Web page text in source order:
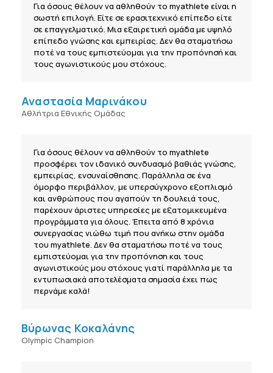
Για όσους θέλουν να αθληθούν το myathlete είναι η
σωστή επιλογή. Είτε σε ερασιτεχνικό επίπεδο είτε
σε επαγγελματικό. Μια εξαιρετική ομάδα με υψηλό
επίπεδο γνώσης και εμπειρίας. Δεν θα σταματήσω
ποτέ να τους εμπιστεύομαι για την προπόνησή και
τους αγωνιστικούς μου στόχους.
Αναστασία Μαρινάκου
Αθλήτρια Εθνικής Ομάδας
Για όσους θέλουν να αθληθούν το myathlete
προσφέρει τον ιδανικό συνδυασμό βαθιάς γνώσης,
εμπειρίας, ενσυναίσθησης. Παράλληλα σε ένα
όμορφο περιβάλλον, με υπερσύγχρονο εξοπλισμό
και ανθρώπους που αγαπούν τη δουλειά τους,
παρέχουν άριστες υπηρεσίες με εξατομικευμένα
προγράμματα για όλους. Έπειτα από 8 χρόνια
συνεργασίας νιώθω τιμή που ανήκω στην ομάδα
του myathlete. Δεν θα σταματήσω ποτέ να τους
εμπιστεύομαι για την προπόνηση και τους
αγωνιστικούς μου στόχους γιατί παράλληλα με τα
εντυπωσιακά αποτελέσματα σημασία έχει πως
περνάμε καλά!
Βύρωνας Κοκαλάνης
Olympic Champion